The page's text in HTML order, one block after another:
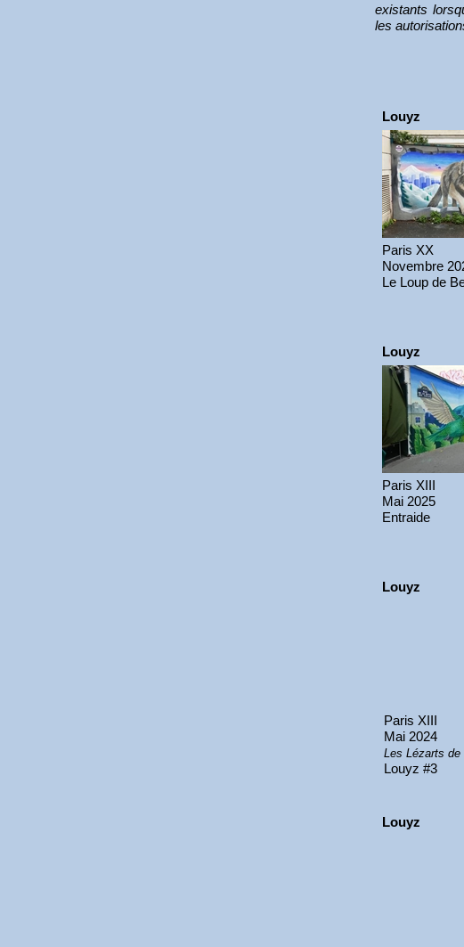
existants
les
Louyz
Paris XX
Novembre
Le Loup de
Louyz
Paris XIII
Mai 2025
Entraide
Louyz
Paris XIII
Mai 2024
Les Lézarts
Louyz #3
Louyz